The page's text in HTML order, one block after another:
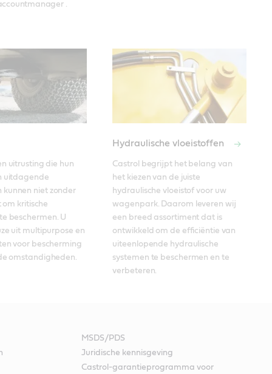
.
uitrusting die hun
uitdagende
kunnen niet zonder
om kritische
beschermen. U
uit multipurpose en
voor bescherming
omstandigheden.
Hydraulische vloeistoffen
Castrol begrijpt het belang van
het kiezen van de juiste
hydraulische vloeistof voor uw
wagenpark. Daarom leveren wij
een breed assortiment dat is
ontwikkeld om de efficiëntie van
uiteenlopende hydraulische
systemen te beschermen en te
verbeteren.
MSDS/PDS
Juridische kennisgeving
Castrol-garantieprogramma voor